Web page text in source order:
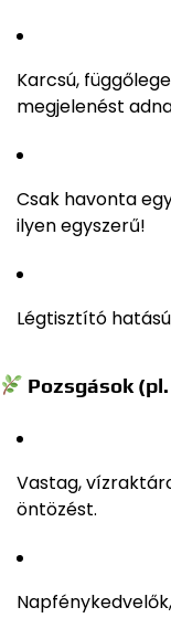
Karcsú,
megjelenést
Csak havonta
ilyen egyszerű!
Légtisztító
Pozsgások
Vastag,
öntözést.